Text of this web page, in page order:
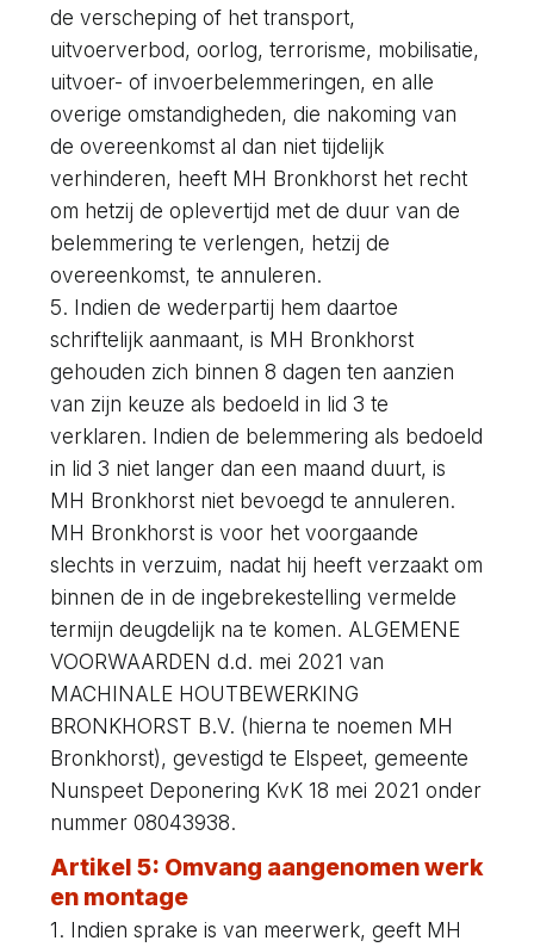
de verscheping of het transport,
uitvoerverbod, oorlog, terrorisme, mobilisatie,
uitvoer- of invoerbelemmeringen, en alle
overige omstandigheden, die nakoming van
de overeenkomst al dan niet tijdelijk
verhinderen, heeft MH Bronkhorst het recht
om hetzij de oplevertijd met de duur van de
belemmering te verlengen, hetzij de
overeenkomst, te annuleren.
5. Indien de wederpartij hem daartoe
schriftelijk aanmaant, is MH Bronkhorst
gehouden zich binnen 8 dagen ten aanzien
van zijn keuze als bedoeld in lid 3 te
verklaren. Indien de belemmering als bedoeld
in lid 3 niet langer dan een maand duurt, is
MH Bronkhorst niet bevoegd te annuleren.
MH Bronkhorst is voor het voorgaande
slechts in verzuim, nadat hij heeft verzaakt om
binnen de in de ingebrekestelling vermelde
termijn deugdelijk na te komen. ALGEMENE
VOORWAARDEN d.d. mei 2021 van
MACHINALE HOUTBEWERKING
BRONKHORST B.V. (hierna te noemen MH
Bronkhorst), gevestigd te Elspeet, gemeente
Nunspeet Deponering KvK 18 mei 2021 onder
nummer 08043938.
Artikel 5: Omvang aangenomen werk
en montage
1. Indien sprake is van meerwerk, geeft MH